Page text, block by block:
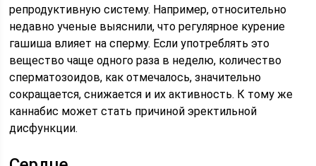
репродуктивную систему. Например, относительно
недавно ученые выяснили, что регулярное курение
гашиша влияет на сперму. Если употреблять это
вещество чаще одного раза в неделю, количество
сперматозоидов, как отмечалось, значительно
сокращается, снижается и их активность. К тому же
каннабис может стать причиной эректильной
дисфункции.